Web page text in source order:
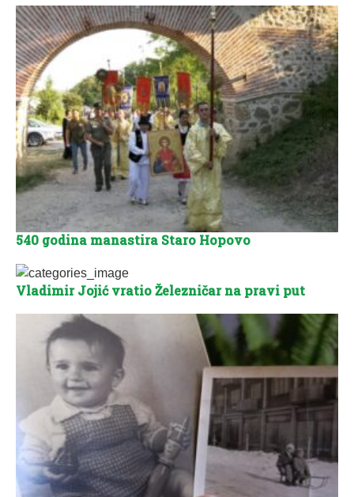
540 godina manastira Staro Hopovo
Vladimir Jojić vratio Železničar na pravi put